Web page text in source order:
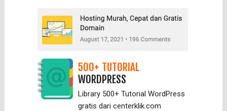
500+ TUTORIAL
WORDPRESS
Library 500+ Tutorial WordPress
gratis dari centerklik.com